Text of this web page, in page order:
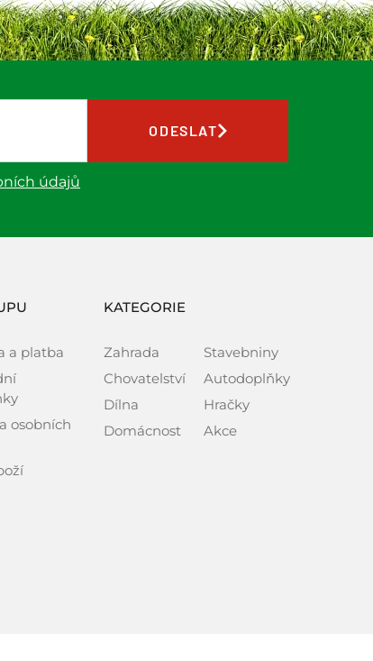
údajů
ODESLAT
a platba
osobních
KATEGORIE
Zahrada
Chovatelství
Dílna
Domácnost
Stavebniny
Autodoplňky
Hračky
Akce